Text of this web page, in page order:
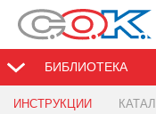
БИБЛИОТЕКА
ИНСТРУКЦИИ